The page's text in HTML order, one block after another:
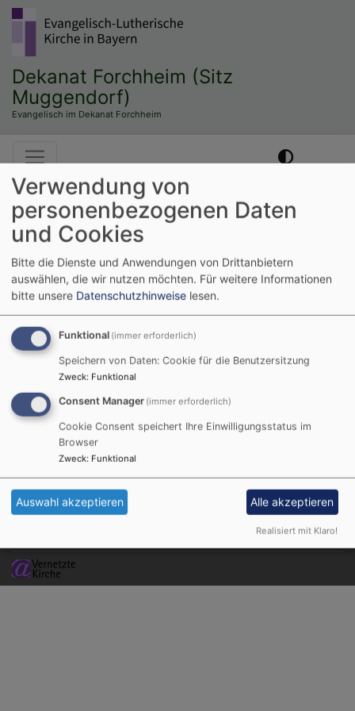
Direkt
Inhalt
Dekanat Forchheim (Sitz
Muggendorf)
Evangelisch im Dekanat Forchheim
Hauptnavigation
Startseite EJ-Forchheim Aktuelles aus der Jugendarbeit
Aktuelles aus der
Jugendarbeit
Hauptnavigation
Dekanat
Termine
Kirchengemeinden
Aktiv gegen Missbrauch
Cookie-Einstellungen
Impressum
Verwendung von
personenbezogenen Daten
und Cookies
Bitte die Dienste und Anwendungen von Drittanbietern
auswählen, die wir nutzen möchten. Für weitere Informationen
bitte unsere Datenschutzhinweise lesen.
Funktional (immer erforderlich)
Speichern von Daten: Cookie für die Benutzersitzung
Zweck: Funktional
Consent Manager (immer erforderlich)
Cookie Consent speichert Ihre Einwilligungsstatus im
Browser
Zweck: Funktional
Auswahl akzeptieren Alle akzeptieren
Realisiert mit Klaro!